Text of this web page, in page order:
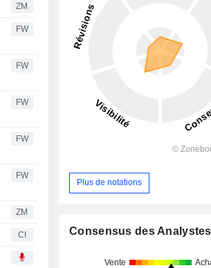
ZM
FW
FW
FW
FW
FW
ZM
CI
Plus de notations
Consensus des Analystes
Vente